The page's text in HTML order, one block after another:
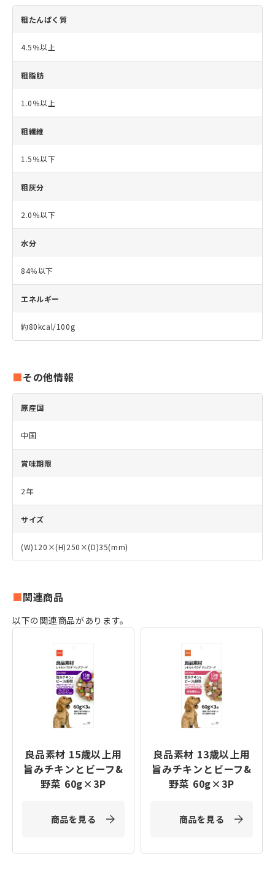
粗たんぱく質
4.5％以上
粗脂肪
1.0％以上
粗繊維
1.5％以下
粗灰分
2.0％以下
水分
84％以下
エネルギー
約80kcal/100g
その他情報
原産国
中国
賞味期限
2年
サイズ
(W)120×(H)250×(D)35(mm)
関連商品
以下の関連商品があります。
良品素材 15歳以上用
旨みチキンとビーフ&
野菜 60g×3P
商品を見る
良品素材 13歳以上用
旨みチキンとビーフ&
野菜 60g×3P
商品を見る